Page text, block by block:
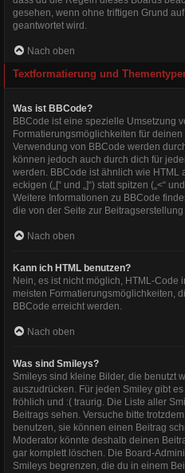
gesehen, wenn ohne triftigen Grund
geantwortet wird.
Nach oben
Textformatierung und
Was ist BBCode?
BBCode ist eine spezielle Umsetzung
Formatierungsmöglichkeiten für
Verwendung von BBCode werden
können jedoch auch durch dich für
werden. BBCode ist ähnlich wie HTML
eckigen („[“ und „]“) statt spitzen („<“
Weitere Informationen zu BBCode
die von der Seite zur
Nach oben
Kann ich HTML benutzen?
Nein, es ist nicht möglich, HTML-Code
meisten Formatierungsmöglichkeiten,
BBCode erreicht werden.
Nach oben
Was sind Smileys?
Smileys sind kleine Bilder, die benutzt
auszudrücken. Für jeden Smiley gibt
fröhlich und :( traurig. Die Liste aller
Beitrags sehen. Versuche bitte
benutzen, sie können einen Beitrag
Moderator könnte deshalb deinen
gar komplett löschen. Die Board-
Smileys begrenzen, die du in einem